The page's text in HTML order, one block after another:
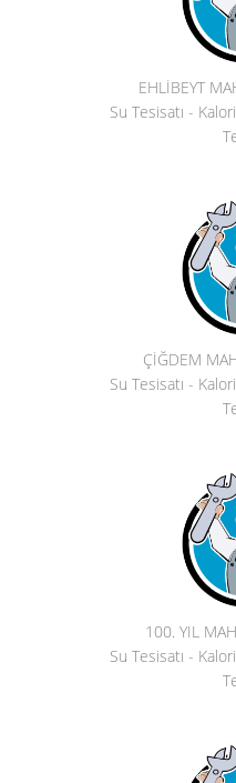
EHLİBEYT
Su Tesisatı -
ÇİĞDEM
Su Tesisatı -
100. YIL
Su Tesisatı -